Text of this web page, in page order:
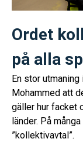
Ordet
på alla
En stor
Mohammed att
gäller hur facket
länder. På
”kollektivavtal”.